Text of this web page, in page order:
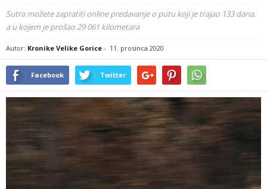
Sutra možete zapratiti online predavanje o putu koji je trajao 133 dana,
a u kojem je prošao 29 061 kilometara
Autor: Kronike Velike Gorice - 11. prosinca 2020
Facebook Twitter